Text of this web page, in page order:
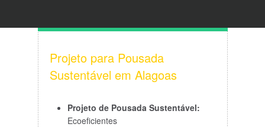
Projeto para Pousada
Sustentável em Alagoas
Projeto de Pousada Sustentável:
Ecoeficientes